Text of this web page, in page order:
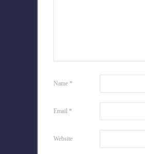
Name *
Email *
Website